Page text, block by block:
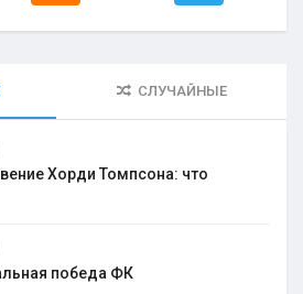
СЛУЧАЙНЫЕ
Хорди Томпсона: что
победа ФК